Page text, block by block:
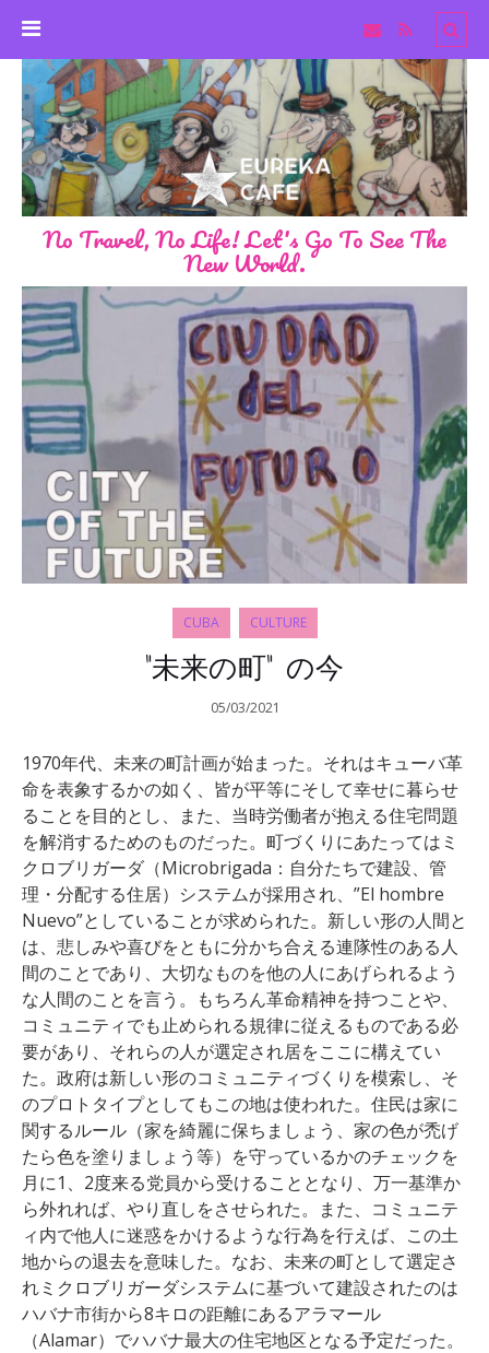
No Travel, No Life! Let's Go To See The
New World.
CUBA CULTURE
“未来の町” の今
05/03/2021
1970年代、未来の町計画が始まった。それはキューバ革
命を表象するかの如く、皆が平等にそして幸せに暮らせ
ることを目的とし、また、当時労働者が抱える住宅問題
を解消するためのものだった。町づくりにあたってはミ
クロブリガーダ（Microbrigada：自分たちで建設、管
理・分配する住居）システムが採用され、”El hombre
Nuevo”としていることが求められた。新しい形の人間と
は、悲しみや喜びをともに分かち合える連隊性のある人
間のことであり、大切なものを他の人にあげられるよう
な人間のことを言う。もちろん革命精神を持つことや、
コミュニティでも止められる規律に従えるものである必
要があり、それらの人が選定され居をここに構えてい
た。政府は新しい形のコミュニティづくりを模索し、そ
のプロトタイプとしてもこの地は使われた。住民は家に
関するルール（家を綺麗に保ちましょう、家の色が禿げ
たら色を塗りましょう等）を守っているかのチェックを
月に1、2度来る党員から受けることとなり、万一基準か
ら外れれば、やり直しをさせられた。また、コミュニテ
ィ内で他人に迷惑をかけるような行為を行えば、この土
地からの退去を意味した。なお、未来の町として選定さ
れミクロブリガーダシステムに基づいて建設されたのは
ハバナ市街から8キロの距離にあるアラマール
（Alamar）でハバナ最大の住宅地区となる予定だった。